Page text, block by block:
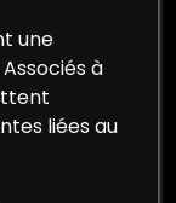
une
à
liées au